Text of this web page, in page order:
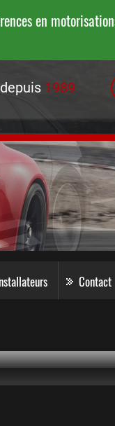
en
depuis 1989
Contact